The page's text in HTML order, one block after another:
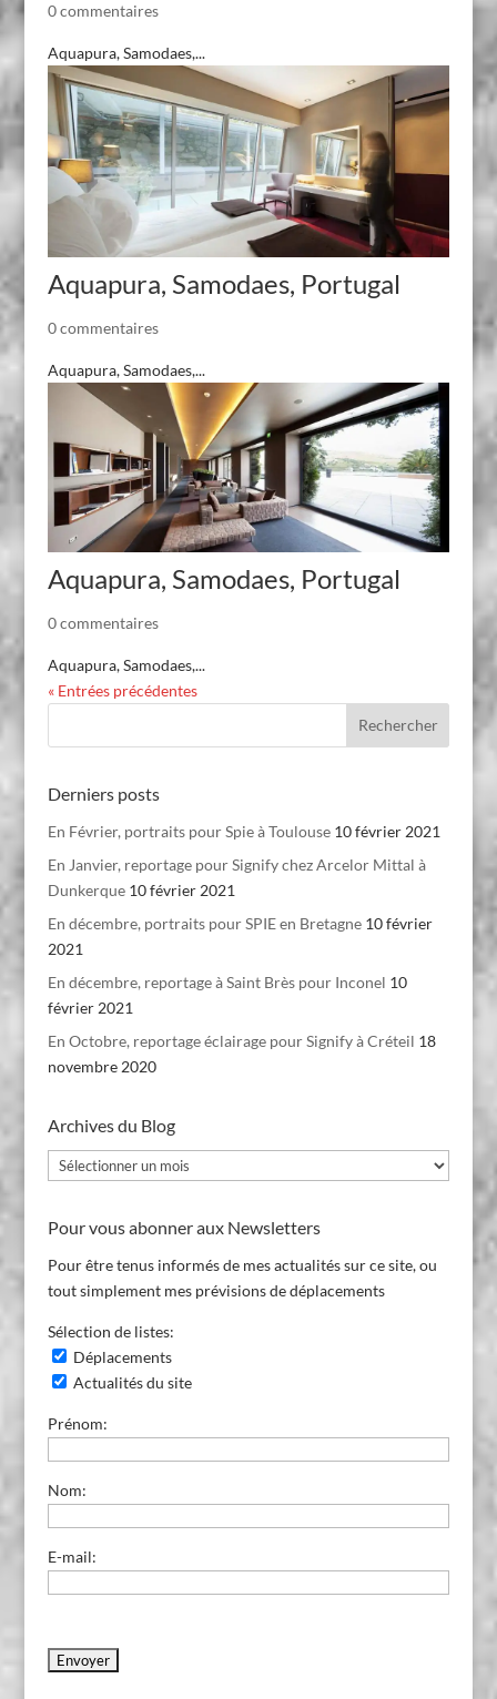
0 commentaires
Aquapura, Samodaes,...
Aquapura, Samodaes, Portugal
0 commentaires
Aquapura, Samodaes,...
Aquapura, Samodaes, Portugal
0 commentaires
Aquapura, Samodaes,...
« Entrées précédentes
Derniers posts
En Février, portraits pour Spie à Toulouse 10 février 2021
En Janvier, reportage pour Signify chez Arcelor Mittal à
Dunkerque 10 février 2021
En décembre, portraits pour SPIE en Bretagne 10 février
2021
En décembre, reportage à Saint Brès pour Inconel 10
février 2021
En Octobre, reportage éclairage pour Signify à Créteil 18
novembre 2020
Archives du Blog
Archives
du
Pour vous abonner aux Newsletters
Pour être tenus informés de mes actualités sur ce site, ou
tout simplement mes prévisions de déplacements
Sélection de listes:
Déplacements
Actualités du site
Prénom:
Nom:
E-mail: